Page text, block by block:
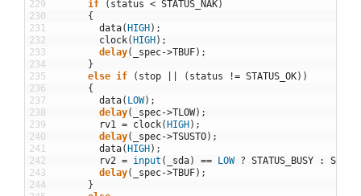
229
230
231
232
233
234
235
236
237
238
239
240
241
242
243
244
if
( status < STATUS_NAK)
{
data(HIGH) ;
clock(HIGH) ;
delay( _spec->TBUF) ;
}
else if ( stop ( status != STATUS_OK) )
{
data( LOW) ;
delay( _spec->TLOW) ;
rv1
= clock(HIGH) ;
delay( _spec->TSUSTO) ;
data(HIGH) ;
rv2 = input ( _sda) == LOW ? STATUS_BUSY :
delay( _spec->TBUF) ;
}